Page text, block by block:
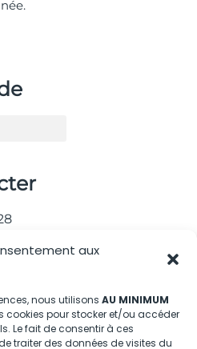
aux
nous utilisons AU MINIMUM
cookies pour stocker et/ou accéder
Le fait de consentir à ces
traiter des données de visites du